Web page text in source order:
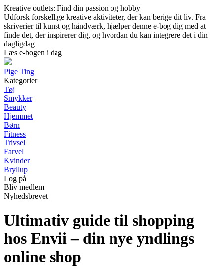
Kreative outlets: Find din passion og hobby
Udforsk forskellige kreative aktiviteter, der kan berige dit liv. Fra
skriverier til kunst og håndværk, hjælper denne e-bog dig med at
finde det, der inspirerer dig, og hvordan du kan integrere det i din
dagligdag.
Læs e-bogen i dag
Pige Ting
Kategorier
Tøj
Smykker
Beauty
Hjemmet
Børn
Fitness
Trivsel
Farvel
Kvinder
Bryllup
Log på
Bliv medlem
Nyhedsbrevet
Ultimativ guide til shopping
hos Envii – din nye yndlings
online shop